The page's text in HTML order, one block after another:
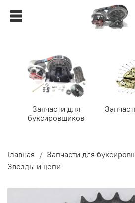
Запчасти для
буксировщиков
Главная
Запчасти для
Звезды и цепи